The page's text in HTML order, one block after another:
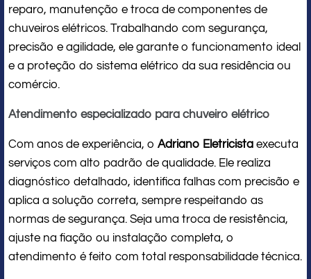
reparo, manutenção e troca de componentes de
chuveiros elétricos. Trabalhando com segurança,
precisão e agilidade, ele garante o funcionamento ideal
e a proteção do sistema elétrico da sua residência ou
comércio.
Atendimento especializado para chuveiro elétrico
Com anos de experiência, o Adriano Eletricista executa
serviços com alto padrão de qualidade. Ele realiza
diagnóstico detalhado, identifica falhas com precisão e
aplica a solução correta, sempre respeitando as
normas de segurança. Seja uma troca de resistência,
ajuste na fiação ou instalação completa, o
atendimento é feito com total responsabilidade técnica.